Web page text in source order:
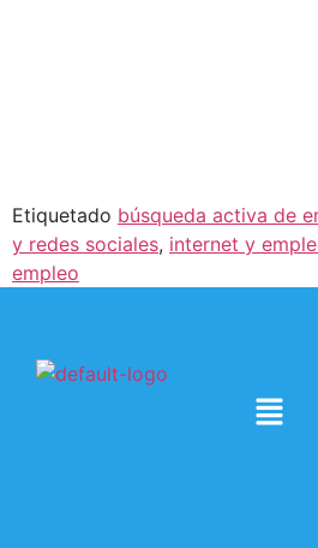
Etiquetado búsqueda activa de
y redes sociales, internet y
empleo